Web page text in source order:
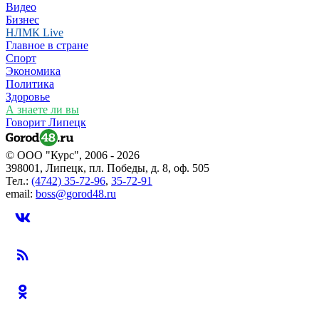
Видео
Бизнес
НЛМК Live
Главное в стране
Спорт
Экономика
Политика
Здоровье
А знаете ли вы
Говорит Липецк
© ООО "Курс", 2006 - 2026
398001, Липецк, пл. Победы, д. 8, оф. 505
Тел.: (4742) 35-72-96, 35-72-91
email: boss@gorod48.ru